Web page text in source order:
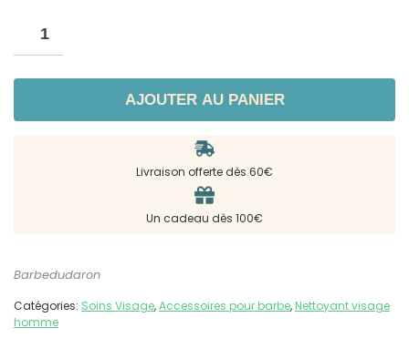
AJOUTER AU PANIER
Livraison offerte dès 60€
Un cadeau dès 100€
Barbedudaron
Catégories: Soins Visage,Accessoires pour barbe, Nettoyant visage
homme